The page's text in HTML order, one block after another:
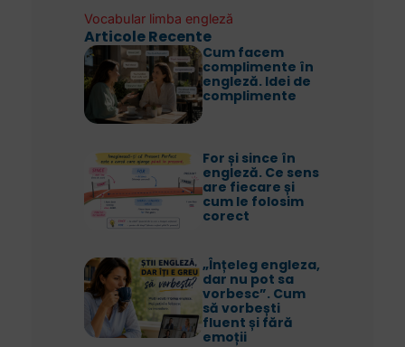
Vocabular limba engleză
Articole Recente
Cum facem
complimente în
engleză. Idei de
complimente
For și since în
engleză. Ce sens
are fiecare și
cum le folosim
corect
„Înțeleg engleza,
dar nu pot sa
vorbesc”. Cum
să vorbești
fluent și fără
emoții